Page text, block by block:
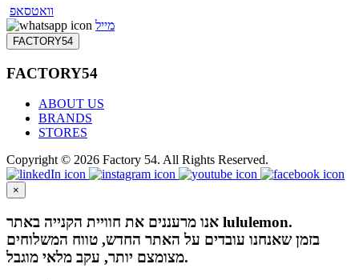
וואטסאפ
מייל
FACTORY54
FACTORY54
ABOUT US
BRANDS
STORES
Copyright © 2026 Factory 54. All Rights Reserved.
×
אנו מרעננים את חוויית הקנייה באתר lululemon.
בזמן שאנחנו עובדים על האתר החדש, טווח המשלוחים
מצומצם יותר, עקב מלאי מוגבל.